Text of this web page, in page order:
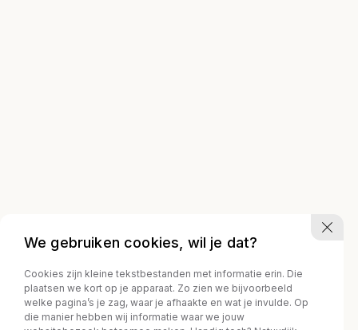
We gebruiken cookies, wil je dat?
Cookies zijn kleine tekstbestanden met informatie erin. Die
plaatsen we kort op je apparaat. Zo zien we bijvoorbeeld
welke pagina’s je zag, waar je afhaakte en wat je invulde. Op
die manier hebben wij informatie waar we jouw